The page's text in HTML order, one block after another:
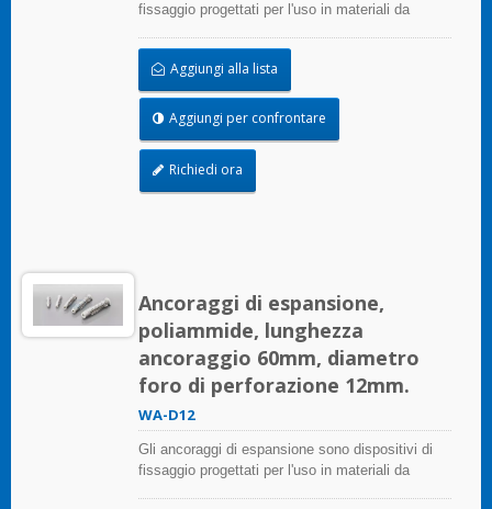
fissaggio progettati per l'uso in materiali da
tenuta attraverso l'espansione.
Aggiungi alla lista
Aggiungi per confrontare
Richiedi ora
Ancoraggi di espansione,
poliammide, lunghezza
ancoraggio 60mm, diametro
foro di perforazione 12mm.
WA-D12
Gli ancoraggi di espansione sono dispositivi di
fissaggio progettati per l'uso in materiali da